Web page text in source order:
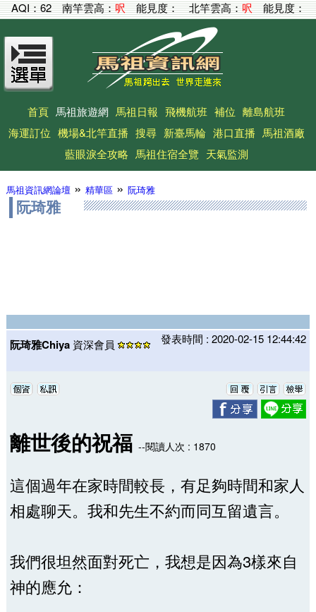
AQI：62 南竿雲高：呎能見度：北竿雲高：呎能見度：
首頁 馬祖旅遊網 馬祖日報 飛機航班 補位 離島航班
海運訂位 機場&北竿直播 搜尋 新臺馬輪 港口直播 馬祖酒廠
藍眼淚全攻略 馬祖住宿全覽 天氣監測
馬祖資訊網論壇» 精華區» 阮琦雅
阮琦雅
阮琦雅Chiya 資深會員 發表時間 : 2020-02-15 12:44:42
離世後的祝福 --閱讀人次 : 1870
這個過年在家時間較長，有足夠時間和家人
相處聊天。我和先生不約而同互留遺言。
我們很坦然面對死亡，我想是因為3樣來自
神的應允：